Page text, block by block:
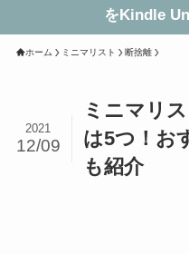
をKindle
ホーム ミニマリスト 断捨離
ミニマリ
は5つ！お
も紹介
2021
12/09